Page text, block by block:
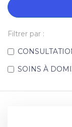
Filtrer par :
SOINS À